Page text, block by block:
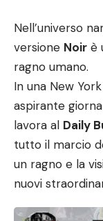
Nell’universo
versione Noir è
ragno umano.
In una New
aspirante
lavora al Daily
tutto il marcio
un ragno e la
nuovi